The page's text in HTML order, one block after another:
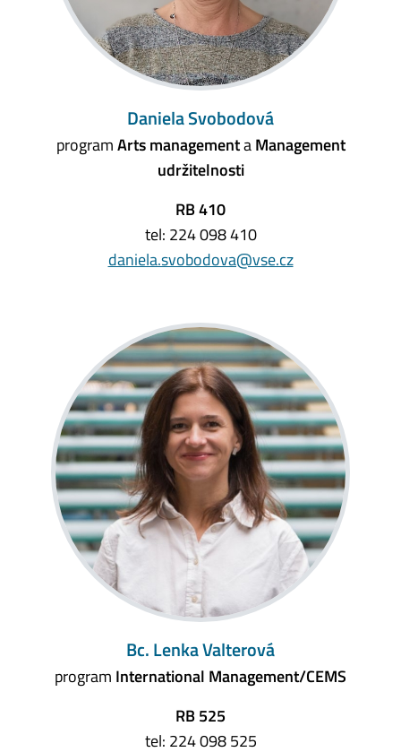
Daniela Svobodová
programArts managementaManagement
udržitelnosti
RB 410
tel: 224 098 410
daniela.svobodova@vse.cz
Bc. Lenka Valterová
program International Management/CEMS
RB 525
tel: 224 098 525